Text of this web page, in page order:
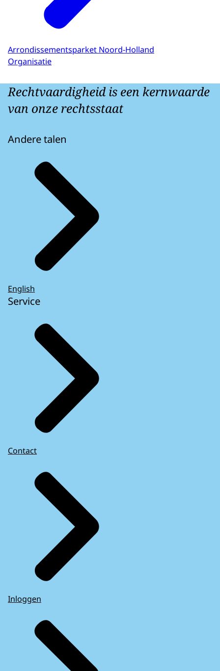
Arrondissementsparket Noord-Holland
Organisatie
Rechtvaardigheid is een kernwaarde
van onze rechtsstaat
Andere talen
English
Service
Contact
Inloggen